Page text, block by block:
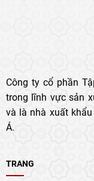
Công ty cổ phần
trong lĩnh vực sản
và là nhà xuất
Á.
TRANG